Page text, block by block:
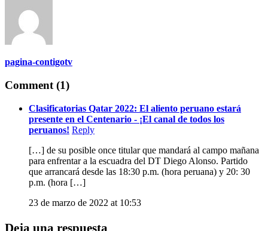
pagina-contigotv
Comment (1)
Clasificatorias Qatar 2022: El aliento peruano estará
presente en el Centenario - ¡El canal de todos los
peruanos! Reply
[…] de su posible once titular que mandará al campo mañana
para enfrentar a la escuadra del DT Diego Alonso. Partido
que arrancará desde las 18:30 p.m. (hora peruana) y 20: 30
p.m. (hora […]
23 de marzo de 2022 at 10:53
Deja una respuesta